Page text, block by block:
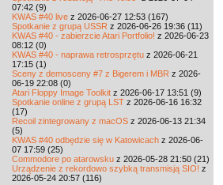
07:42 (9)
KWAS #40 live z 2026-06-27 12:53 (167)
Spotkanie z grupą USSR z 2026-06-26 19:36 (11)
KWAS #40 - zabierzcie Atari Portfolio! z 2026-06-23
08:12 (0)
KWAS #40 - naprawa retrosprzętu z 2026-06-21
17:15 (1)
Sceny z demosceny #7 z Bigerem i MBR z 2026-
06-19 22:08 (0)
Atari Floppy Image Toolkit z 2026-06-17 13:51 (9)
Spotkanie online z grupą LST z 2026-06-16 16:32
(17)
Recoil zintegrowany z macOS z 2026-06-13 21:34
(5)
KWAS #40 odbędzie się w Katowicach z 2026-06-
07 17:59 (25)
Commodore po atarowsku z 2026-05-28 21:50 (21)
Urządzenie z rekordowo szybką transmisją SIO! z
2026-05-24 20:57 (116)